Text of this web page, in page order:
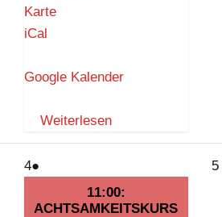
KarteK
z
r
e
iCal
Google Kalender
Weiterlesen
44.
2026
●(1
Veranstaltung)
11:00:
ACHTSAMKEITSKURS
55.